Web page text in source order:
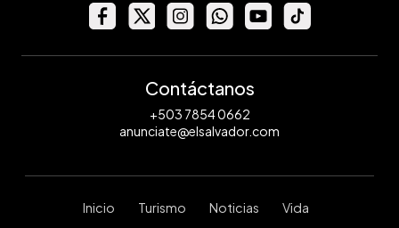
Contáctanos
+503 7854 0662
anunciate@elsalvador.com
Inicio Turismo Noticias Vida